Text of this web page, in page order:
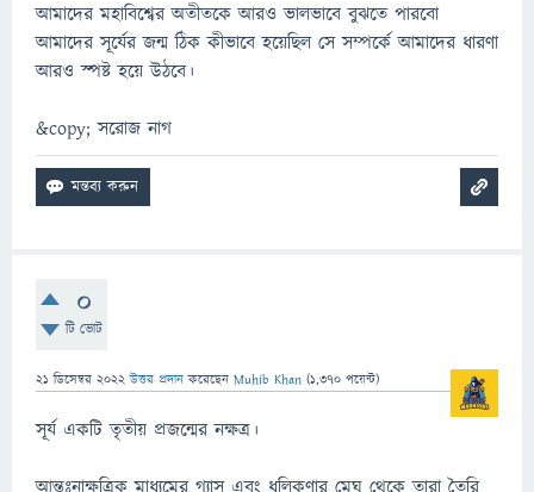
আমাদের মহাবিশ্বের অতীতকে আরও ভালভাবে বুঝতে পারবো
আমাদের সূর্যের জন্ম ঠিক কীভাবে হয়েছিল সে সম্পর্কে আমাদের ধারণা
আরও স্পষ্ট হয়ে উঠবে।
&copy; সরোজ নাগ
0
টি ভোট
21 ডিসেম্বর 2022 উত্তর প্রদান করেছেন Muhib Khan (1,370 পয়েন্ট)
সূর্য একটি তৃতীয় প্রজন্মের নক্ষত্র।